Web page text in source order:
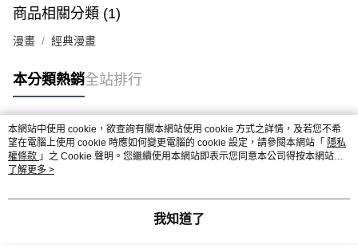
商品相關分類 (1)
漫畫 經典漫畫
本分類熱銷全站排行
熱門標籤
本網站中使用 cookie，欲查詢有關本網站使用 cookie 方式之詳情，及若您不希
望在電腦上使用 cookie 時應如何變更電腦的 cookie 設定，請參閱本網站「 隱私
權條款 」之 Cookie 聲明。您繼續使用本網站即表示您同意本公司得按本網站使
用條款之 Cookie 聲明使用 cookie。
了解更多 >
我知道了